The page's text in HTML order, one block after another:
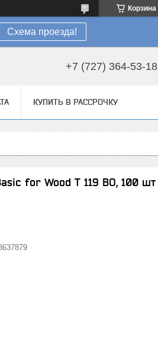
Корзина
Схема проезда!
+7 (727) 364-53-18
КУПИТЬ В РАССРОЧКУ
for Wood T 119 BO, 100 шт